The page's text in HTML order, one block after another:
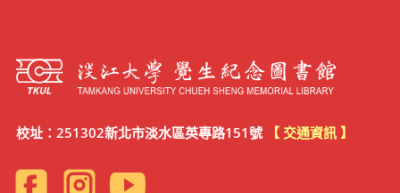
校址：251302新北市淡水區英專路151號 【 交通資訊 】